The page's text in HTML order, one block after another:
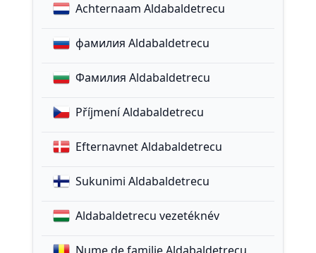
Achternaam Aldabaldetrecu
фамилия Aldabaldetrecu
Фамилия Aldabaldetrecu
Příjmení Aldabaldetrecu
Efternavnet Aldabaldetrecu
Sukunimi Aldabaldetrecu
Aldabaldetrecu vezetéknév